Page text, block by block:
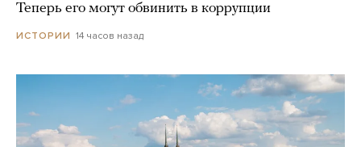
Теперь его могут обвинить в коррупции
ИСТОРИИ 14 часов назад